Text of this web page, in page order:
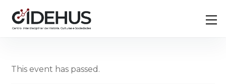
content
This event has passed.